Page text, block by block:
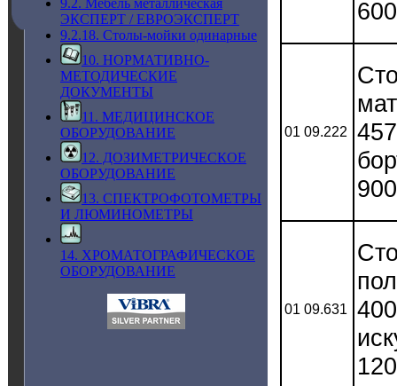
9.2. Мебель металлическая
ЭКСПЕРТ / ЕВРОЭКСПЕРТ
9.2.18. Столы-мойки одинарные
10. НОРМАТИВНО-
МЕТОДИЧЕСКИЕ
ДОКУМЕНТЫ
11. МЕДИЦИНСКОЕ
ОБОРУДОВАНИЕ
12. ДОЗИМЕТРИЧЕСКОЕ
ОБОРУДОВАНИЕ
13. СПЕКТРОФОТОМЕТРЫ
И ЛЮМИНОМЕТРЫ
14. ХРОМАТОГРАФИЧЕСКОЕ
ОБОРУДОВАНИЕ
01 09.222
01 09.631